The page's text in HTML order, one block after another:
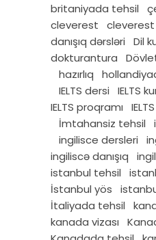
britaniyada tehsil
cleverest
danışıq dərsləri
Dil
dokturantura
hazırlıq
IELTS dersi
IELTS
IELTS proqramı
İmtahansiz tehsil
ingilisce dersleri
ingiliscə danışıq
istanbul tehsil
İstanbul yös
İtaliyada tehsil
kanada vizası